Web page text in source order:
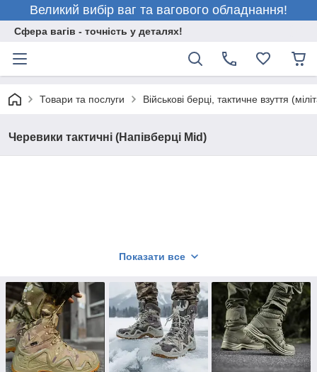
Великий вибір ваг та вагового обладнання!
Сфера вагів - точність у деталях!
Товари та послуги Військові берці, тактичне взуття
Черевики тактичні (Напівберці Mid)
Показати все